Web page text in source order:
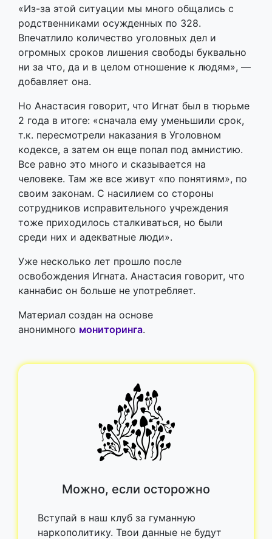
«Из-за этой ситуации мы много общались с
родственниками осужденных по 328.
Впечатлило количество уголовных дел и
огромных сроков лишения свободы буквально
ни за что, да и в целом отношение к людям», —
добавляет она.
Но Анастасия говорит, что Игнат был в тюрьме
2 года в итоге: «сначала ему уменьшили срок,
т.к. пересмотрели наказания в Уголовном
кодексе, а затем он еще попал под амнистию.
Все равно это много и сказывается на
человеке. Там же все живут «по понятиям», по
своим законам. С насилием со стороны
сотрудников исправительного учреждения
тоже приходилось сталкиваться, но были
среди них и адекватные люди».
Уже несколько лет прошло после
освобождения Игната. Анастасия говорит, что
каннабис он больше не употребляет.
Материал создан на основе
анонимного мониторинга.
Можно, если осторожно
Вступай в наш клуб за гуманную
наркополитику. Твои данные не будут